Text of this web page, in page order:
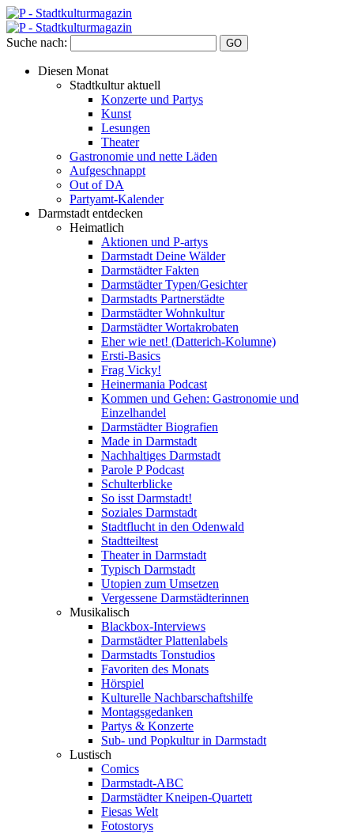
Suche nach:
Diesen Monat
Stadtkultur aktuell
Konzerte und Partys
Kunst
Lesungen
Theater
Gastronomie und nette Läden
Aufgeschnappt
Out of DA
Partyamt-Kalender
Darmstadt entdecken
Heimatlich
Aktionen und P-artys
Darmstadt Deine Wälder
Darmstädter Fakten
Darmstädter Typen/Gesichter
Darmstadts Partnerstädte
Darmstädter Wohnkultur
Darmstädter Wortakrobaten
Eher wie net! (Datterich-Kolumne)
Ersti-Basics
Frag Vicky!
Heinermania Podcast
Kommen und Gehen: Gastronomie und
Einzelhandel
Darmstädter Biografien
Made in Darmstadt
Nachhaltiges Darmstadt
Parole P Podcast
Schulterblicke
So isst Darmstadt!
Soziales Darmstadt
Stadtflucht in den Odenwald
Stadtteiltest
Theater in Darmstadt
Typisch Darmstadt
Utopien zum Umsetzen
Vergessene Darmstädterinnen
Musikalisch
Blackbox-Interviews
Darmstädter Plattenlabels
Darmstadts Tonstudios
Favoriten des Monats
Hörspiel
Kulturelle Nachbarschaftshilfe
Montagsgedanken
Partys & Konzerte
Sub- und Popkultur in Darmstadt
Lustisch
Comics
Darmstadt-ABC
Darmstädter Kneipen-Quartett
Fiesas Welt
Fotostorys